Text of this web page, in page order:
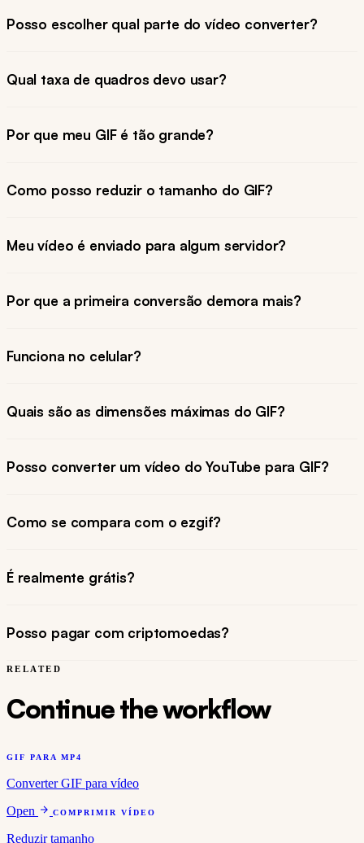
Posso escolher qual parte do vídeo converter?
Qual taxa de quadros devo usar?
Por que meu GIF é tão grande?
Como posso reduzir o tamanho do GIF?
Meu vídeo é enviado para algum servidor?
Por que a primeira conversão demora mais?
Funciona no celular?
Quais são as dimensões máximas do GIF?
Posso converter um vídeo do YouTube para GIF?
Como se compara com o ezgif?
É realmente grátis?
Posso pagar com criptomoedas?
RELATED
Continue the workflow
GIF PARA MP4
Converter GIF para vídeo
Open
COMPRIMIR VÍDEO
Reduzir tamanho